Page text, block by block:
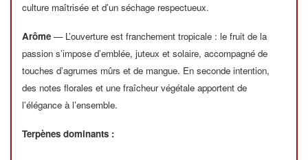
culture maîtrisée et d’un séchage respectueux.
Arôme — L’ouverture est franchement tropicale : le fruit de la
passion s’impose d’emblée, juteux et solaire, accompagné de
touches d’agrumes mûrs et de mangue. En seconde intention,
des notes florales et une fraîcheur végétale apportent de
l’élégance à l’ensemble.
Terpènes dominants :